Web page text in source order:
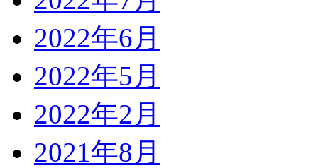
2022年6月
2022年5月
2022年2月
2021年8月